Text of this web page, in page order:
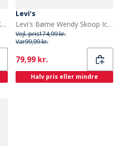
Levi's Børne Wendy Skoop Khaki 0581
Levi's
Levi's Børne Wendy Skoop Ice 0030
Vejl. pris174,99 kr.
Var99,99 kr.
Current
79,99 kr.
Halv pris eller mindre